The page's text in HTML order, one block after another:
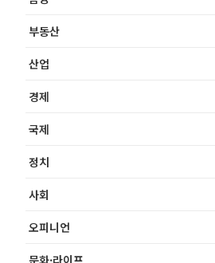
부동산
산업
경제
국제
정치
사회
오피니언
문화·라이프